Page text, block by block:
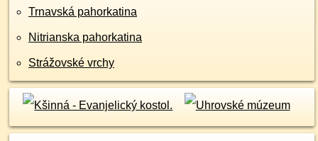
Trnavská pahorkatina
Nitrianska pahorkatina
Strážovské vrchy